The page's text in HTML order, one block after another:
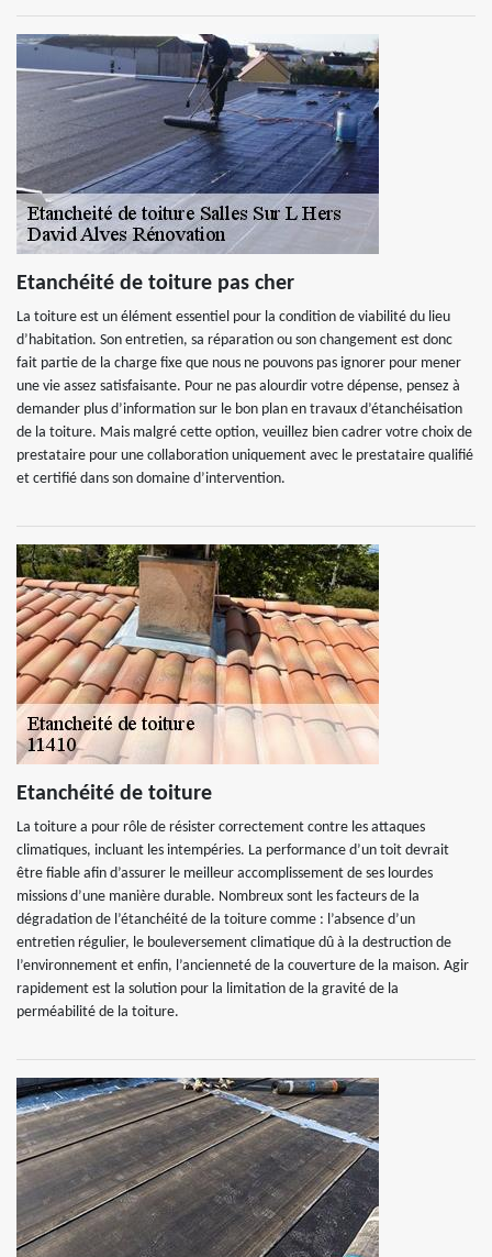
Etanchéité de toiture pas cher
La toiture est un élément essentiel pour la condition de viabilité du lieu
d’habitation. Son entretien, sa réparation ou son changement est donc
fait partie de la charge fixe que nous ne pouvons pas ignorer pour mener
une vie assez satisfaisante. Pour ne pas alourdir votre dépense, pensez à
demander plus d’information sur le bon plan en travaux d’étanchéisation
de la toiture. Mais malgré cette option, veuillez bien cadrer votre choix de
prestataire pour une collaboration uniquement avec le prestataire qualifié
et certifié dans son domaine d’intervention.
Etanchéité de toiture
La toiture a pour rôle de résister correctement contre les attaques
climatiques, incluant les intempéries. La performance d’un toit devrait
être fiable afin d’assurer le meilleur accomplissement de ses lourdes
missions d’une manière durable. Nombreux sont les facteurs de la
dégradation de l’étanchéité de la toiture comme : l’absence d’un
entretien régulier, le bouleversement climatique dû à la destruction de
l’environnement et enfin, l’ancienneté de la couverture de la maison. Agir
rapidement est la solution pour la limitation de la gravité de la
perméabilité de la toiture.